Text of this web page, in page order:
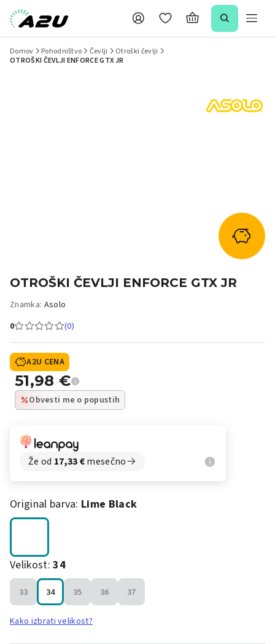
Domov Pohodništvo Čevlji
Otroški čevlji
OTROŠKI ČEVLJI ENFORCE GTX JR
OTROŠKI ČEVLJI ENFORCE GTX JR
Znamka: Asolo
0
(0)
A2U CENA
51,98 €
Obvesti me o popustih
Že od 17,33€mesečno
Original barva: Lime Black
Velikost:34
33 34 35 36 37
Kako izbrati velikost?